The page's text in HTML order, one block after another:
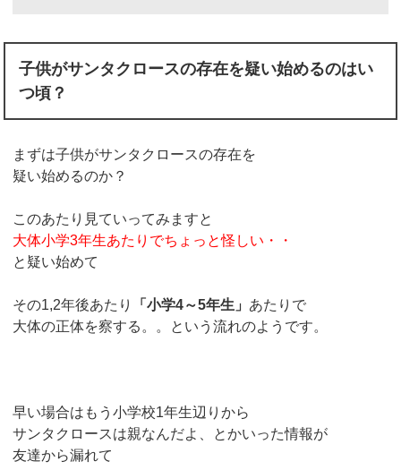
子供がサンタクロースの存在を疑い始めるのはい
つ頃？
まずは子供がサンタクロースの存在を
疑い始めるのか？
このあたり見ていってみますと
大体小学3年生あたりでちょっと怪しい・・
と疑い始めて
その1,2年後あたり 「小学4～5年生」 あたりで
大体の正体を察する。。という流れのようです。
早い場合はもう小学校1年生辺りから
サンタクロースは親なんだよ、とかいった情報が
友達から漏れて